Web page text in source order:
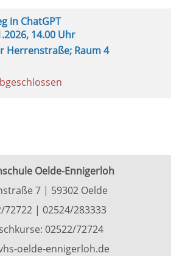
in ChatGPT
14.00 Uhr
Herrenstraße; Raum 4
Oelde-Ennigerloh
7 | 59302 Oelde
72722| 02524/283333
02522/72724
oelde-ennigerloh.de